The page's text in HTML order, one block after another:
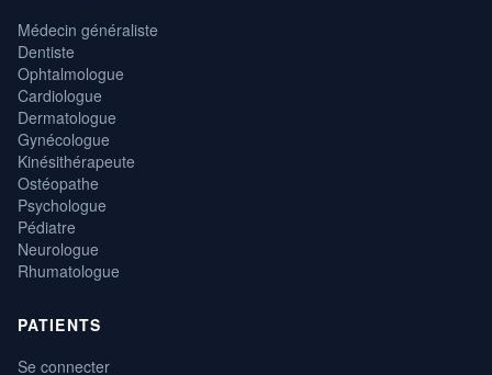
Médecin généraliste
Dentiste
Ophtalmologue
Cardiologue
Dermatologue
Gynécologue
Kinésithérapeute
Ostéopathe
Psychologue
Pédiatre
Neurologue
Rhumatologue
PATIENTS
Se connecter